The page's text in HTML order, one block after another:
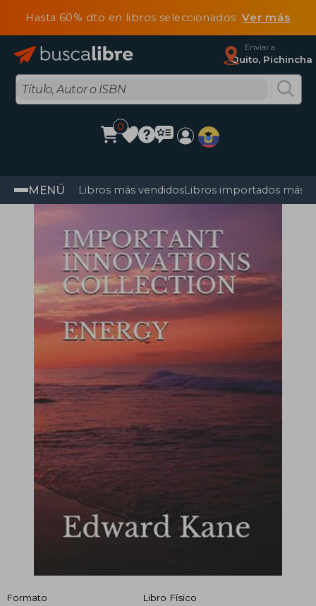
Hasta 60% dto en libros seleccionadosVer más
Enviar a
Quito, Pichincha
0
MENÚ Libros más vendidosLibros importados más
Formato
Libro Físico